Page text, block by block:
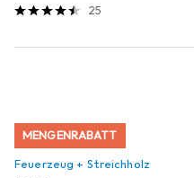
25
MENGENRABATT
Feuerzeug + Streichholz